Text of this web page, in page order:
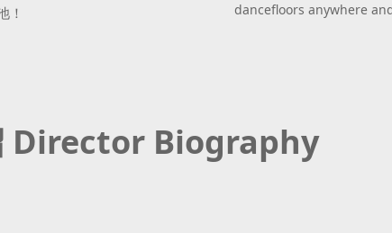
！
dancefloors anywhere
Director Biography